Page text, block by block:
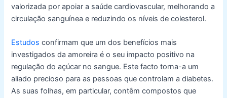
valorizada por apoiar a saúde cardiovascular, melhorando a
circulação sanguínea e reduzindo os níveis de colesterol.
Estudos confirmam que um dos benefícios mais
investigados da amoreira é o seu impacto positivo na
regulação do açúcar no sangue. Este facto torna-a um
aliado precioso para as pessoas que controlam a diabetes.
As suas folhas, em particular, contêm compostos que